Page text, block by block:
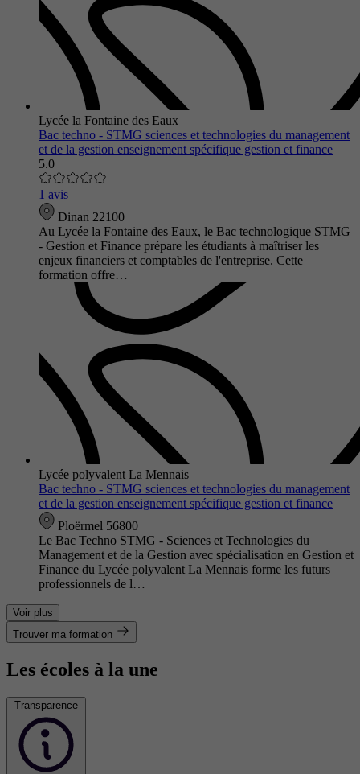
Lycée la Fontaine des Eaux
Bac techno - STMG sciences et technologies du management
et de la gestion enseignement spécifique gestion et finance
5.0
1 avis
Dinan 22100
Au Lycée la Fontaine des Eaux, le Bac technologique STMG
- Gestion et Finance prépare les étudiants à maîtriser les
enjeux financiers et comptables de l'entreprise. Cette
formation offre…
Lycée polyvalent La Mennais
Bac techno - STMG sciences et technologies du management
et de la gestion enseignement spécifique gestion et finance
Ploërmel 56800
Le Bac Techno STMG - Sciences et Technologies du
Management et de la Gestion avec spécialisation en Gestion et
Finance du Lycée polyvalent La Mennais forme les futurs
professionnels de l…
Voir plus
Trouver ma formation
Les écoles à la une
Transparence